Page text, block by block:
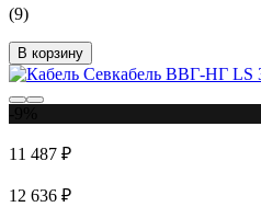
(9)
В корзину
11 487 ₽
12 636 ₽